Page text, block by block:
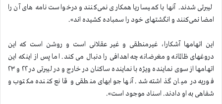
لیبرتی شدند. آنها با کمیساریا همکاری نمی‌کنند و درخواست نامه های آن را
امضا نمی‌کنند و انگشتهای خود را سمباده کشیده اند».
این اتهامها آشکارا، غیرمنطقی و غیر عقلانی است و روشن است که این
دروغهای ظالمانه و مغرضانه چه اهدافی را دنبال می کند. اما پس از اینکه این
اتهامها از سوی نماینده ویژه با نماینده ساکنان در خارج و در لیبرتی در ۲۲ و ۲۳
فوریه در میان گذاشته شد. آنها جوابهای منطقی و قانع کننده مکتوب و
شفاهی به او دادند. اسناد موجود است».